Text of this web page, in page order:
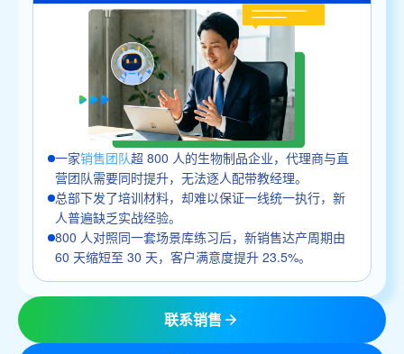
一家销售团队超 800 人的生物制品企业，代理商与直
营团队需要同时提升，无法逐人配带教经理。
总部下发了培训材料，却难以保证一线统一执行，新
人普遍缺乏实战经验。
800 人对照同一套场景库练习后，新销售达产周期由
60 天缩短至 30 天，客户满意度提升 23.5%。
联系销售